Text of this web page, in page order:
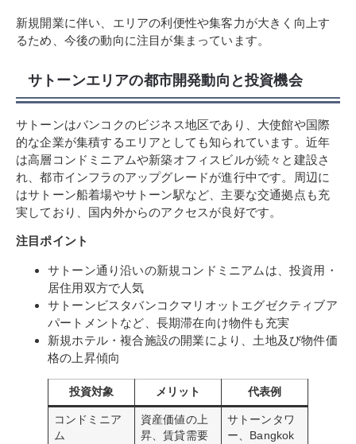
新規開業に伴い、エリアの利便性や集客力が大きく向上す
るため、今後の動向に注目が集まっています。
サトーンエリアの都市開発動向と投資機会
サトーンはバンコクのビジネス地区であり、大使館や国際
的な企業が集積するエリアとしても知られています。近年
は高層コンドミニアムや新築オフィスビルが続々と建設さ
れ、都市インフラのアップグレードが進行中です。周辺に
はサトーン船着場やサトーン駅など、主要な交通拠点も充
実しており、国内外からのアクセスが良好です。
注目ポイント
サトーン通り沿いの新規コンドミニアムは、投資用・
居住用双方で人気
サトーンビスタバンコクマリオットエグゼクティブア
パートメントなど、長期滞在向け物件も充実
新規ホテル・複合施設の開業により、土地及び物件価
格の上昇傾向
投資対象 メリット 代表例
コンドミニア
ム
資産価値の上
昇、賃貸需要
サトーンタワ
ー、Bangkok